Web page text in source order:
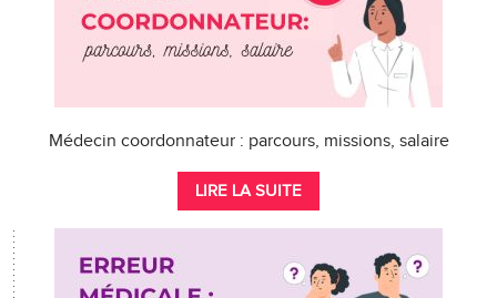
Médecin coordonnateur : parcours, missions, salaire
LIRE LA SUITE